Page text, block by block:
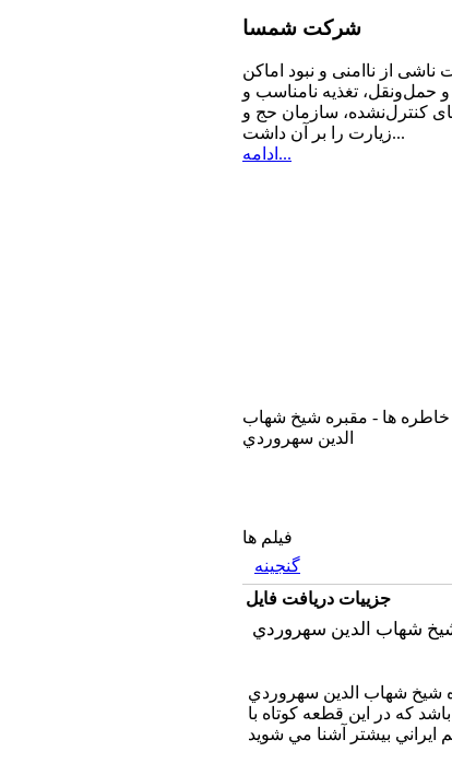
شرکت شمسا
ناشی از ناامنی و نبود اماكن
و حمل‌ونقل، تغذیه‌ نامناسب و
كنترل‌نشده، سازمان حج و
زیارت را بر آن داشت...
ادامه...
ها - مقبره شيخ شهاب
الدين سهروردي
فیلم ها
گنجینه
جزییات دریافت فایل
شيخ شهاب الدين سهروردي
كه در اين قطعه كوتاه با